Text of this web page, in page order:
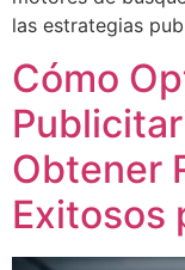
las estrategias
Cómo
Obtener
Exitosos